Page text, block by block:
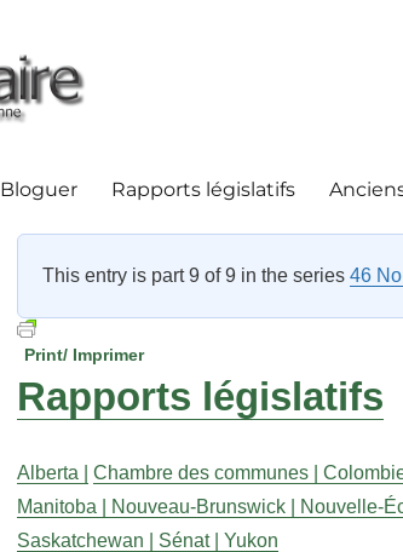
Bloguer Rapports législatifs
This entry is part 9 of 9 in the series 46
Print/ Imprimer
Rapports législatifs
Alberta | Chambre des communes |
Manitoba |
Nouveau-Brunswick | Nouvelle-
Saskatchewan | Sénat | Yukon